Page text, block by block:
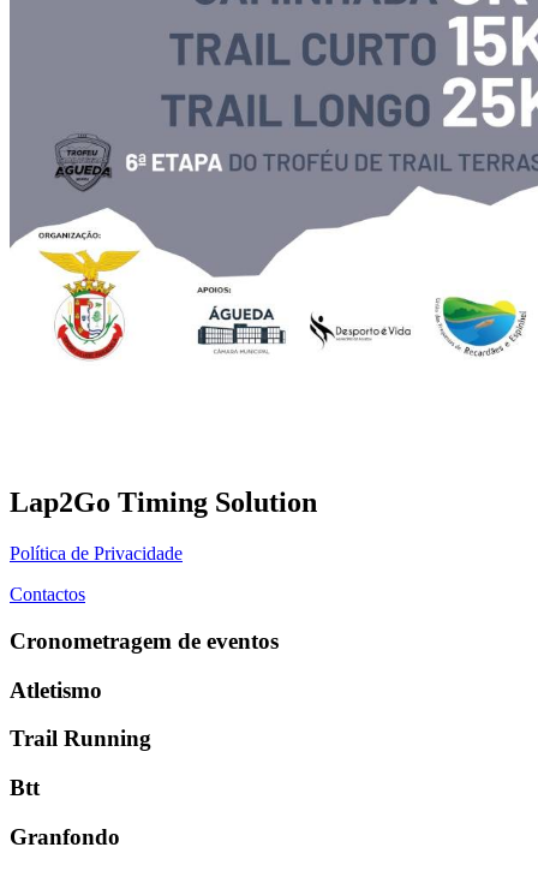
Lap2Go Timing Solution
Política de Privacidade
Contactos
Cronometragem de eventos
Atletismo
Trail Running
Btt
Granfondo